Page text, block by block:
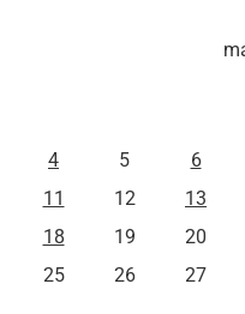
4
5 6
11
12 13
18
19 20
25
26 27